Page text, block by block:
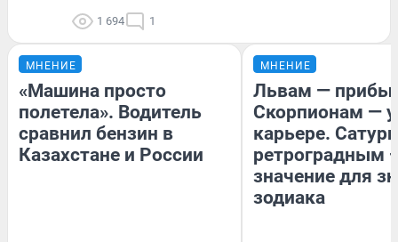
1 694 1
МНЕНИЕ
«Машина просто
полетела». Водитель
сравнил бензин в
Казахстане и России
МНЕНИЕ
Львам —
Скорпионам —
карьере.
ретроградным
значение для
зодиака